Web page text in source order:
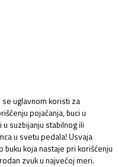
uglavnom koristi za
pojačanja, buci u
suzbijanju stabilnog ili
u svetu pedala! Usvaja
buku koja nastaje pri korišćenju
zvuk u najvećoj meri.